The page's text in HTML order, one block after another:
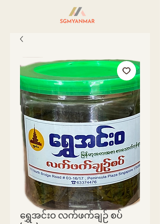
ရွှေအင်းဝ လက်ဖက်ချဉ် စပ်